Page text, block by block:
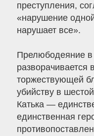
преступления,
«нарушение
нарушает все».
Прелюбодеяние в
разворачивается
торжествующей
убийству в
Катька —
единственная